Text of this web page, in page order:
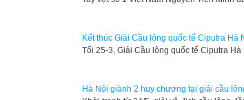
Kết thúc Giải Cầu lông quốc tế Ciputra Hà
Tối 25-3, Giải Cầu lông quốc tế Ciputra
Hà Nội giành 2 huy chương tại giải cầu